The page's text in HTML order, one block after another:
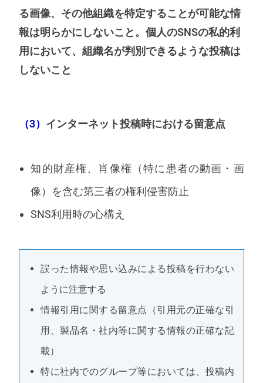
る画像、その他組織を特定することが可能な情
報は明らかにしないこと。個人のSNSの私的利
用において、組織名が判別できるような投稿は
しないこと
（3） インターネット投稿時における留意点
知的財産権、肖像権（特に患者の動画・画
像）を含む第三者の権利侵害防止
SNS利用時の心構え
誤った情報や思い込みによる投稿を行わない
ように注意する
情報引用に関する留意点（引用元の正確な引
用、製品名・社内等に関する情報の正確な記
載）
特に社内でのグループ等においては、投稿内